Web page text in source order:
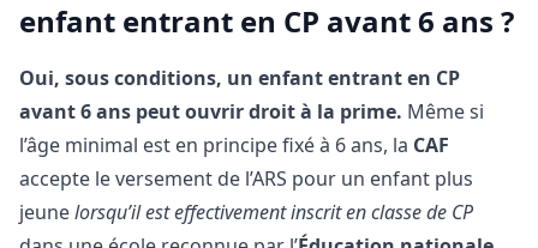
enfant entrant en CP avant 6 ans ?
Oui, sous conditions, un enfant entrant en CP
avant 6 ans peut ouvrir droit à la prime. Même si
l’âge minimal est en principe fixé à 6 ans, la CAF
accepte le versement de l’ARS pour un enfant plus
jeunelorsqu’il est effectivement inscrit en classe de CP